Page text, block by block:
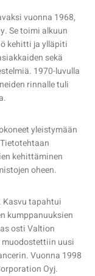
vuonna 1968,
Se toimi alkuun
kehitti ja ylläpiti
sekä
1970-luvulla
rinnalle tuli
yleistymään
kehittäminen
oheen.
Kasvu tapahtui
kumppanuuksien
osti Valtion
muodostettiin uusi
Vuonna 1998
Oyj.